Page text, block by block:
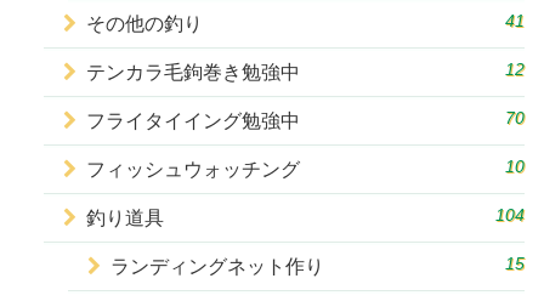
その他の釣り 41
テンカラ毛鉤巻き勉強中 12
フライタイイング勉強中 70
フィッシュウォッチング 10
釣り道具 104
ランディングネット作り 15